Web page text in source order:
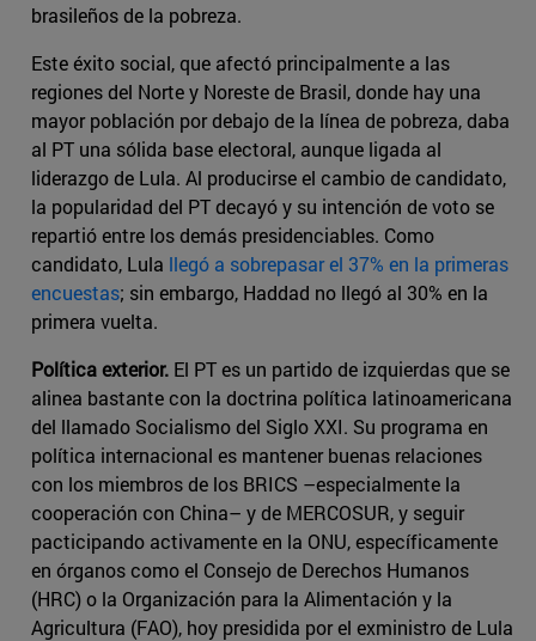
brasileños de la pobreza.
Este éxito social, que afectó principalmente a las
regiones del Norte y Noreste de Brasil, donde hay una
mayor población por debajo de la línea de pobreza, daba
al PT una sólida base electoral, aunque ligada al
liderazgo de Lula. Al producirse el cambio de candidato,
la popularidad del PT decayó y su intención de voto se
repartió entre los demás presidenciables. Como
candidato, Lula llegó a sobrepasar el 37% en la primeras
encuestas; sin embargo, Haddad no llegó al 30% en la
primera vuelta.
Política exterior. El PT es un partido de izquierdas que se
alinea bastante con la doctrina política latinoamericana
del llamado Socialismo del Siglo XXI. Su programa en
política internacional es mantener buenas relaciones
con los miembros de los BRICS –especialmente la
cooperación con China– y de MERCOSUR, y seguir
pacticipando activamente en la ONU, específicamente
en órganos como el Consejo de Derechos Humanos
(HRC) o la Organización para la Alimentación y la
Agricultura (FAO), hoy presidida por el exministro de Lula